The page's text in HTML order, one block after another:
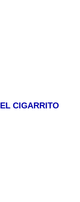
EL CIGARRITO